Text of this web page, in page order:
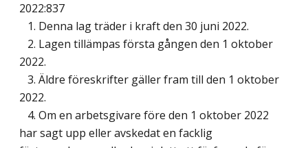
2022:837
1. Denna lag träder i kraft den 30 juni 2022.
2. Lagen tillämpas första gången den 1 oktober
2022.
3. Äldre föreskrifter gäller fram till den 1 oktober
2022.
4. Om en arbetsgivare före den 1 oktober 2022
har sagt upp eller avskedat en facklig